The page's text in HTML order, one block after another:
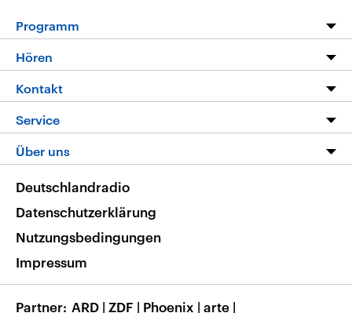
Programm
Programm
Die Nachrichten
Nachrichtenleicht
Neue Beiträge auf dlf.de
Hören
Livestream
Podcasts
Deutschlandfunk App
Nachrichten App
Frequenzen
Kontakt
Hörerservice
Service
FAQ
Veranstaltungen
Musikliste
RSS
Über uns
Barrierefreiheit
Deutschlandradio
Datenschutzerklärung
Nutzungsbedingungen
Impressum
Partner ARD | ZDF | Phoenix | arte |